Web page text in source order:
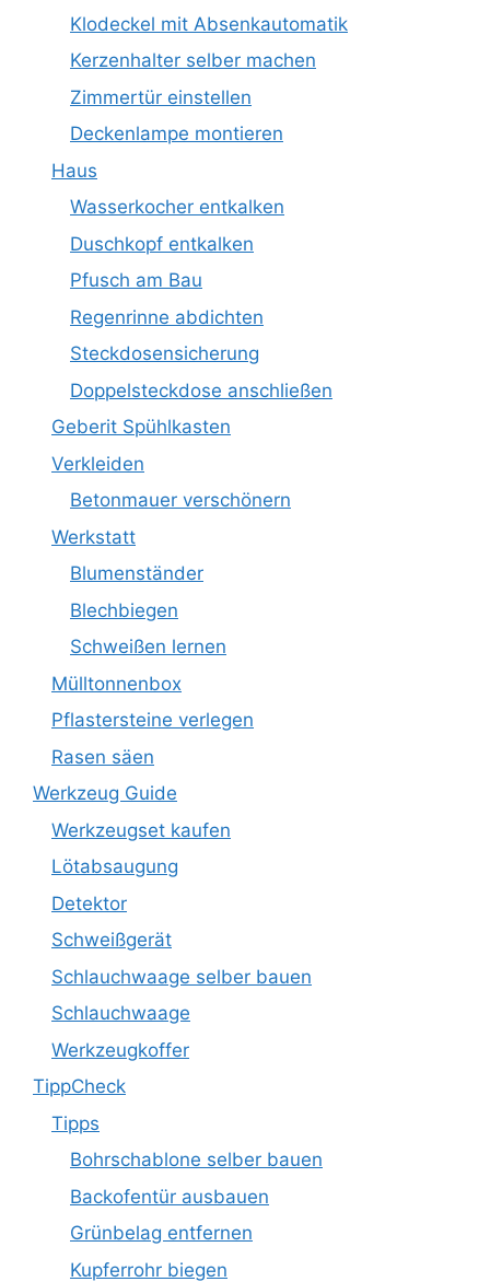
Klodeckel mit Absenkautomatik
Kerzenhalter selber machen
Zimmertür einstellen
Deckenlampe montieren
Haus
Wasserkocher entkalken
Duschkopf entkalken
Pfusch am Bau
Regenrinne abdichten
Steckdosensicherung
Doppelsteckdose anschließen
Geberit Spühlkasten
Verkleiden
Betonmauer verschönern
Werkstatt
Blumenständer
Blechbiegen
Schweißen lernen
Mülltonnenbox
Pflastersteine verlegen
Rasen säen
Werkzeug Guide
Werkzeugset kaufen
Lötabsaugung
Detektor
Schweißgerät
Schlauchwaage selber bauen
Schlauchwaage
Werkzeugkoffer
TippCheck
Tipps
Bohrschablone selber bauen
Backofentür ausbauen
Grünbelag entfernen
Kupferrohr biegen